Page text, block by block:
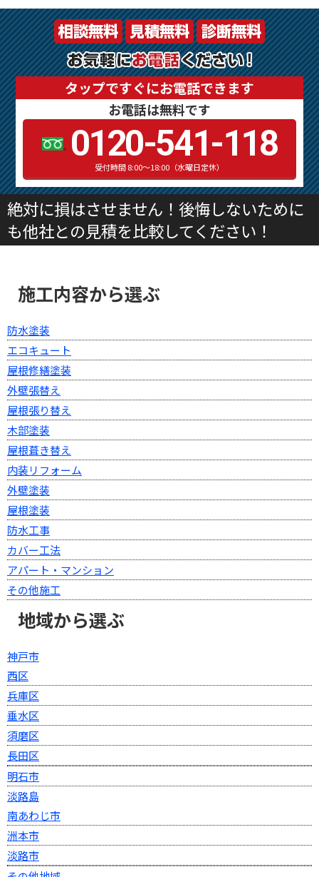
タップですぐにお電話できます
お電話は無料です
0120-541-118
受付時間 8:00～18:00（水曜日定休）
絶対に損はさせません！後悔しないために
も他社との見積を比較してください！
施工内容から選ぶ
防水塗装
エコキュート
屋根修繕塗装
外壁張替え
屋根張り替え
木部塗装
屋根葺き替え
内装リフォーム
外壁塗装
屋根塗装
防水工事
カバー工法
アパート・マンション
その他施工
地域から選ぶ
神戸市
西区
兵庫区
垂水区
須磨区
長田区
明石市
淡路島
南あわじ市
洲本市
淡路市